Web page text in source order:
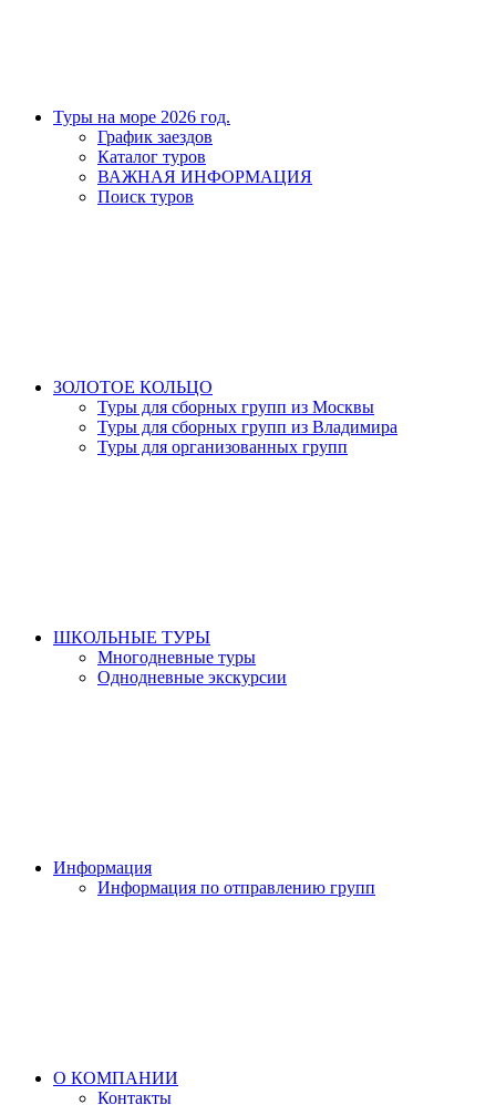
Туры на море 2026 год.
График заездов
Каталог туров
ВАЖНАЯ ИНФОРМАЦИЯ
Поиск туров
ЗОЛОТОЕ КОЛЬЦО
Туры для сборных групп из Москвы
Туры для сборных групп из Владимира
Туры для организованных групп
ШКОЛЬНЫЕ ТУРЫ
Многодневные туры
Однодневные экскурсии
Информация
Информация по отправлению групп
О КОМПАНИИ
Контакты